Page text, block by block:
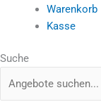
Warenkorb
Kasse
Suche